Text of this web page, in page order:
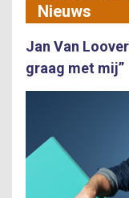
Nieuws
Jan Van
graag met mij”